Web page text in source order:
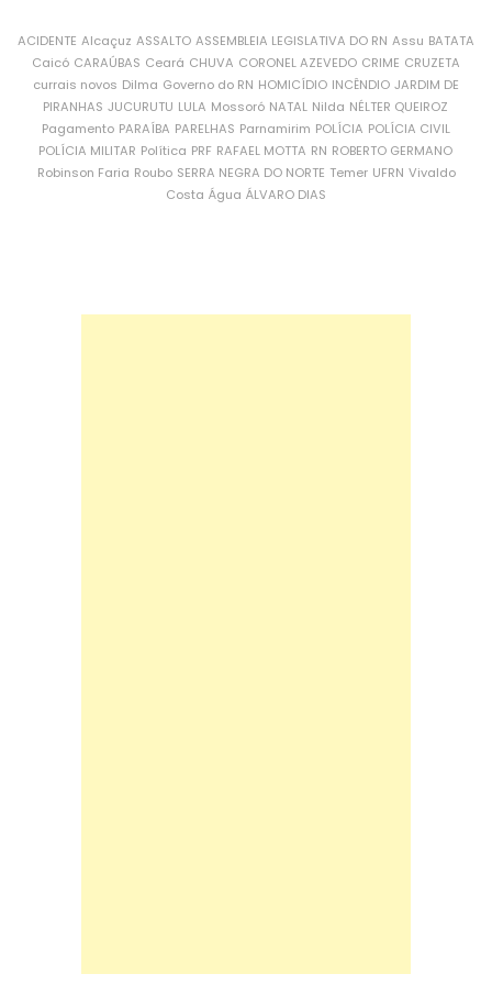
ACIDENTE Alcaçuz ASSALTO ASSEMBLEIA LEGISLATIVA DO RN Assu BATATA
Caicó CARAÚBAS Ceará CHUVA CORONEL AZEVEDO CRIME CRUZETA
currais novos Dilma Governo do RN HOMICÍDIO INCÊNDIO JARDIM DE
PIRANHAS JUCURUTU LULA Mossoró NATAL Nilda NÉLTER QUEIROZ
Pagamento PARAÍBA PARELHAS Parnamirim POLÍCIA POLÍCIA CIVIL
POLÍCIA MILITAR Política PRF RAFAEL MOTTA RN ROBERTO GERMANO
Robinson Faria Roubo SERRA NEGRA DO NORTE Temer UFRN Vivaldo
Costa Água ÁLVARO DIAS